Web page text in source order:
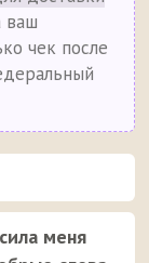
ваш
чек после
меня